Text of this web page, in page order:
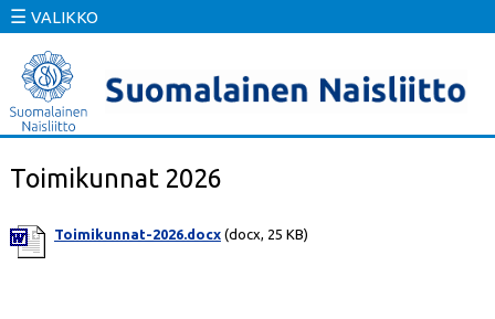
☰ VALIKKO
Toimikunnat 2026
Toimikunnat-2026.docx(docx, 25 KB)